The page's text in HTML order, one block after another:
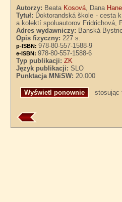
Autorzy: Beata Kosová, Dana
Tytuł: Doktorandská škole - cesta
a kolektí spoluautorov Fridrichová,
Adres wydawniczy: Banská
Opis fizyczny:227 s.
p-ISBN:978-80-557-1588-9
e-ISBN:978-80-557-1588-6
Typ publikacji:ZK
Język publikacji:SLO
Punktacja MNiSW:20.000
stosując